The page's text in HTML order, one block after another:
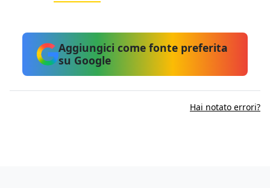
Aggiungici come fonte preferita
su Google
Hai notato errori?